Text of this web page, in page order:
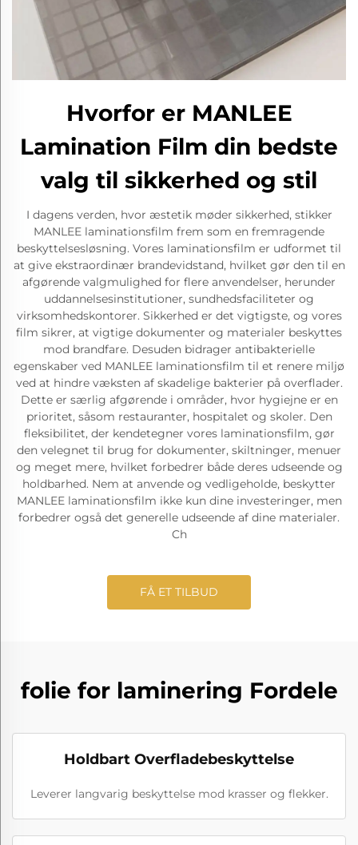
Hvorfor er MANLEE
Lamination Film din bedste
valg til sikkerhed og stil
I dagens verden, hvor æstetik møder sikkerhed, stikker
MANLEE laminationsfilm frem som en fremragende
beskyttelsesløsning. Vores laminationsfilm er udformet til
at give ekstraordinær brandevidstand, hvilket gør den til en
afgørende valgmulighed for flere anvendelser, herunder
uddannelsesinstitutioner, sundhedsfaciliteter og
virksomhedskontorer. Sikkerhed er det vigtigste, og vores
film sikrer, at vigtige dokumenter og materialer beskyttes
mod brandfare. Desuden bidrager antibakterielle
egenskaber ved MANLEE laminationsfilm til et renere miljø
ved at hindre væksten af skadelige bakterier på overflader.
Dette er særlig afgørende i områder, hvor hygiejne er en
prioritet, såsom restauranter, hospitalet og skoler. Den
fleksibilitet, der kendetegner vores laminationsfilm, gør
den velegnet til brug for dokumenter, skiltninger, menuer
og meget mere, hvilket forbedrer både deres udseende og
holdbarhed. Nem at anvende og vedligeholde, beskytter
MANLEE laminationsfilm ikke kun dine investeringer, men
forbedrer også det generelle udseende af dine materialer.
Ch
FÅ ET TILBUD
folie for laminering Fordele
Holdbart Overfladebeskyttelse
Leverer langvarig beskyttelse mod krasser og flekker.